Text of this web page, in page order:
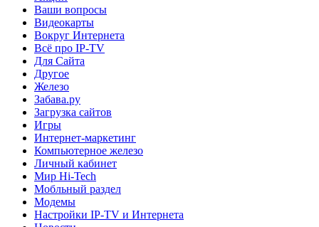
Ваши вопросы
Видеокарты
Вокруг Интернета
Всё про IP-TV
Для Сайта
Другое
Железо
Забава.ру
Загрузка сайтов
Игры
Интернет-маркетинг
Компьютерное железо
Личный кабинет
Мир Hi-Tech
Мобльный раздел
Модемы
Настройки IP-TV и Интернета